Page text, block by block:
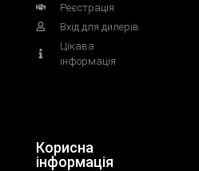
Реєстрація
Вхід для дилерів
Цікава
інформація
Корисна
інформація